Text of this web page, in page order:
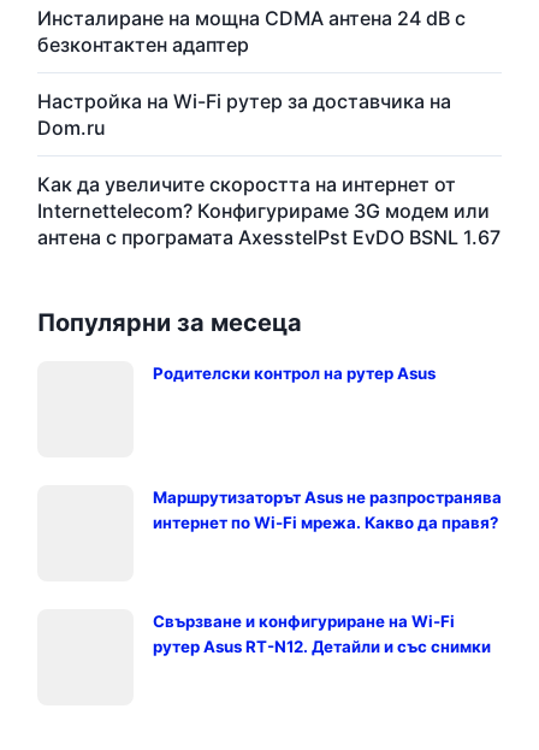
Инсталиране на мощна CDMA антена 24 dB с
безконтактен адаптер
Настройка на Wi-Fi рутер за доставчика на
Dom.ru
Как да увеличите скоростта на интернет от
Internettelecom? Конфигурираме 3G модем или
антена с програмата AxesstelPst EvDO BSNL 1.67
Популярни за месеца
Родителски контрол на рутер Asus
Маршрутизаторът Asus не разпространява
интернет по Wi-Fi мрежа. Какво да правя?
Свързване и конфигуриране на Wi-Fi
рутер Asus RT-N12. Детайли и със снимки